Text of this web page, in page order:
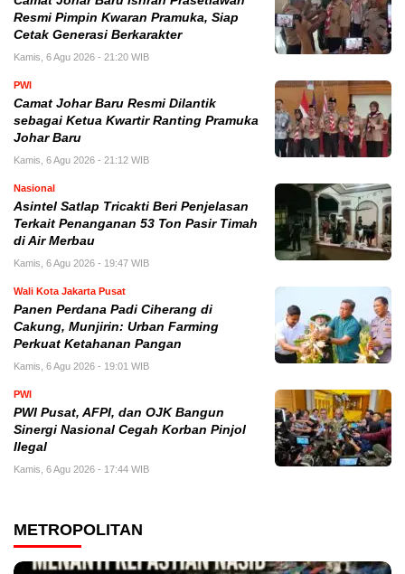
Resmi Pimpin Kwaran Pramuka, Siap
Cetak Generasi Berkarakter
Kamis, 6 Agu 2026 - 21:20 WIB
PWI
Camat Johar Baru Resmi Dilantik
sebagai Ketua Kwartir Ranting Pramuka
Johar Baru
Kamis, 6 Agu 2026 - 21:12 WIB
Nasional
Asintel Satlap Tricakti Beri Penjelasan
Terkait Penanganan 53 Ton Pasir Timah
di Air Merbau
Kamis, 6 Agu 2026 - 19:47 WIB
Wali Kota Jakarta Pusat
Panen Perdana Padi Ciherang di
Cakung, Munjirin: Urban Farming
Perkuat Ketahanan Pangan
Kamis, 6 Agu 2026 - 19:01 WIB
PWI
PWI Pusat, AFPI, dan OJK Bangun
Sinergi Nasional Cegah Korban Pinjol
Ilegal
Kamis, 6 Agu 2026 - 17:44 WIB
METROPOLITAN